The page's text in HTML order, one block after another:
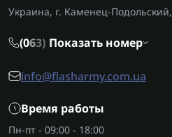
Украина, г. Каменец-Подольский,
(063) Показать номер
info@flasharmy.com.ua
Время работы
Пн-пт - 09:00 - 18:00